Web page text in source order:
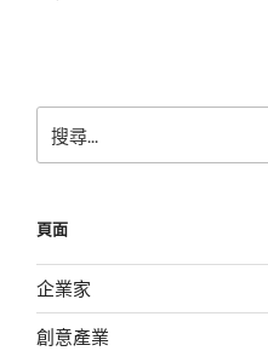
尋
字:
頁面
企業家
創意產業